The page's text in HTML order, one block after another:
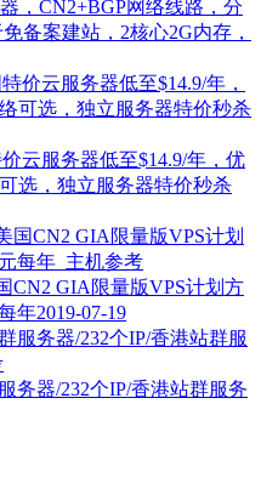
，CN2+BGP网络线路，分
备案建站，2核心2G内存，
云服务器低至$14.9/年，优
选，独立服务器特价秒杀
CN2 GIA限量版VPS计划方
年2019-07-19
务器/232个IP/香港站群服务